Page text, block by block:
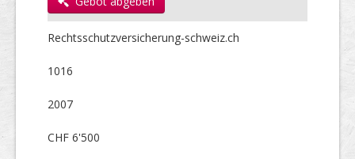
Rechtsschutzversicherung-schweiz.ch
1016
2007
CHF 6'500